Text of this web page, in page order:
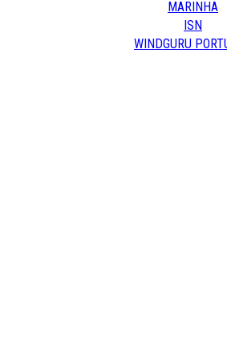
MARINHA
ISN
WINDGURU